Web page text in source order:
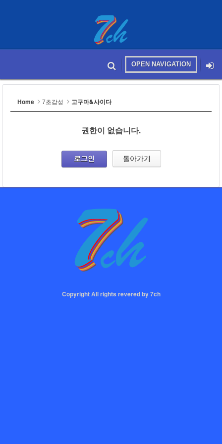
메뉴 건너뛰기
OPEN NAVIGATION
본문시작
Home 7초감성 고구마&사이다
권한이 없습니다.
로그인 돌아가기
Copyright All rights revered by 7ch